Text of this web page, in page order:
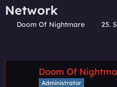
Network
Doom Of Nightmare 25.
Doom Of
Administrator